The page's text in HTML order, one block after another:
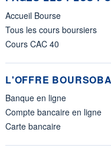
Accueil Bourse
Tous les cours boursiers
Cours CAC 40
L'OFFRE
Banque en ligne
Compte bancaire en ligne
Carte bancaire